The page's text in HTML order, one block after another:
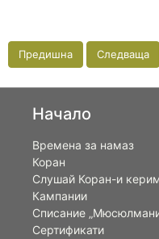
Предишна Следваща
Начало
Времена за намаз
Коран
Слушай Коран-и
Кампании
Списание
Сертификати